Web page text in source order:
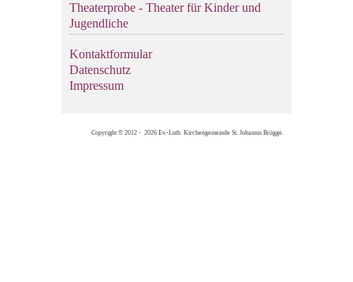
Theaterprobe - Theater für Kinder und
Jugendliche
Kontaktformular
Datenschutz
Impressum
Copyright © 2012 - 2026 Ev.-Luth. Kirchengemeinde St. Johannis Brügge.